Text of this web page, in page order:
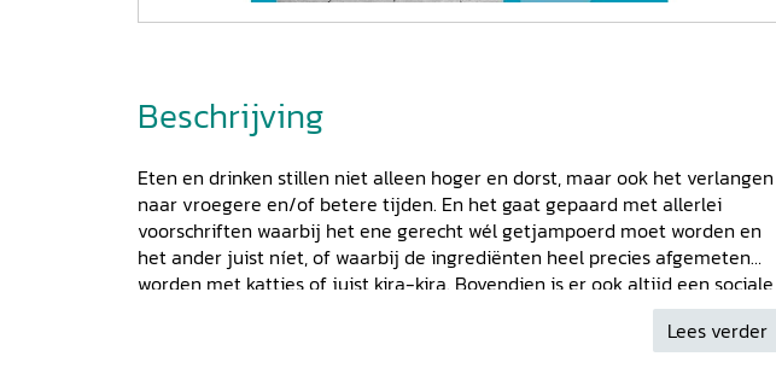
Beschrijving
Eten en drinken stillen niet alleen hoger en dorst, maar ook het verlangen
naar vroegere en/of betere tijden. En het gaat gepaard met allerlei
voorschriften waarbij het ene gerecht wél getjampoerd moet worden en
het ander juist níet, of waarbij de ingrediënten heel precies afgemeten
worden met katties of juist kira-kira. Bovendien is er ook altijd een sociale
component: welstand en rijkdom of armoede en ontbering spelen ook een
belangrijke rol. Dit themanummer beoogt een goed samengesteldeLees verder